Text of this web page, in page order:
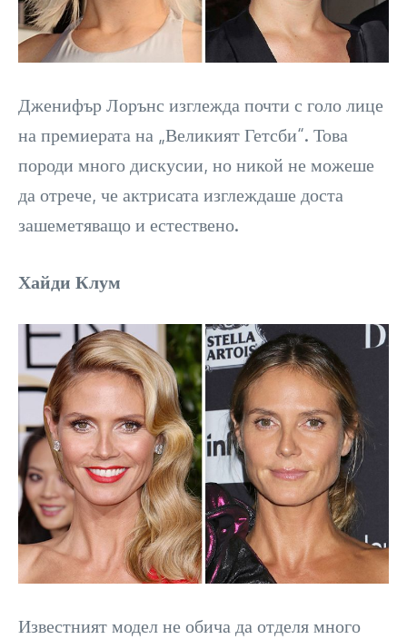
Дженифър Лорънс изглежда почти с голо лице
на премиерата на „Великият Гетсби“. Това
породи много дискусии, но никой не можеше
да отрече, че актрисата изглеждаше доста
зашеметяващо и естествено.
Хайди Клум
Известният модел не обича да отделя много